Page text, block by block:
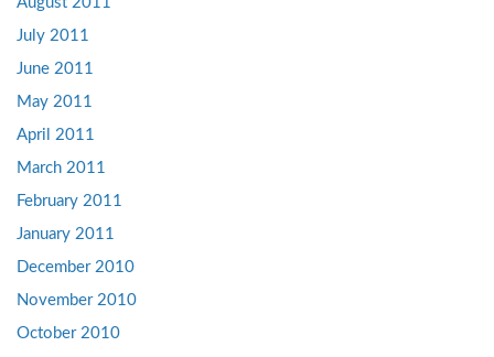
July 2011
June 2011
May 2011
April 2011
March 2011
February 2011
January 2011
December 2010
November 2010
October 2010